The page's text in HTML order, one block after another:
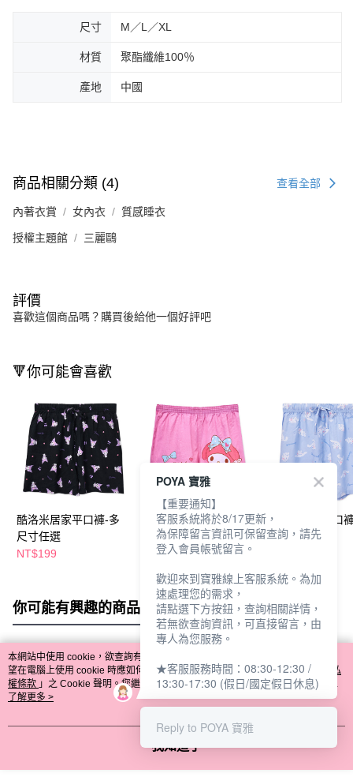
尺寸 M／L／XL
材質 聚酯纖維100％
產地 中國
商品相關分類 (4) 查看全部
內著衣賞 女內衣 質感睡衣
授權主題館 三麗鷗
評價
喜歡這個商品嗎？購買後給他一個好評吧
🔻你可能會喜歡
酷洛米居家平口褲-多
尺寸任選
NT$199
美樂蒂平口褲-多尺寸
任選
NT$179
大耳狗居家平口
尺寸任選
你可能有興趣的商品 全站排行
熱門標籤
本網站中使用 cookie，欲查詢有關本網站使用 cookie 方式之詳情，及若您不希
望在電腦上使用 cookie 時應如何變更電腦的 cookie 設定，請參閱本網站「
隱私
權條款 」之 Cookie 聲明。您繼續使用本網站即表示您同意本公司得按本網站使
用條款之 Cookie 聲明使用 cookie。
了解更多 >
我知道了
POYA 寶雅
【重要通知】
客服系統將於8/17更新，
為保障留言資訊可保留查詢，請先
登入會員帳號留言。
歡迎來到寶雅線上客服系統。為加
速處理您的需求，
請點選下方按鈕，查詢相關詳情，
若無欲查詢資訊，可直接留言，由
專人為您服務。
★客服服務時間：08:30-12:30 /
13:30-17:30 (假日/國定假日休息)
Reply to POYA 寶雅